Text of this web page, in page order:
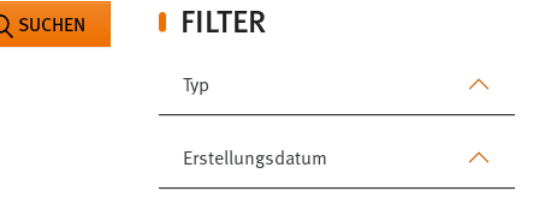
FILTER
Typ
Erstellungsdatum
SUCHEN